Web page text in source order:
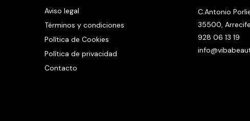
Aviso legal
Términos y condiciones
Política de Cookies
Política de privacidad
Contacto
C.Antonio
35500,
928 06 13 19